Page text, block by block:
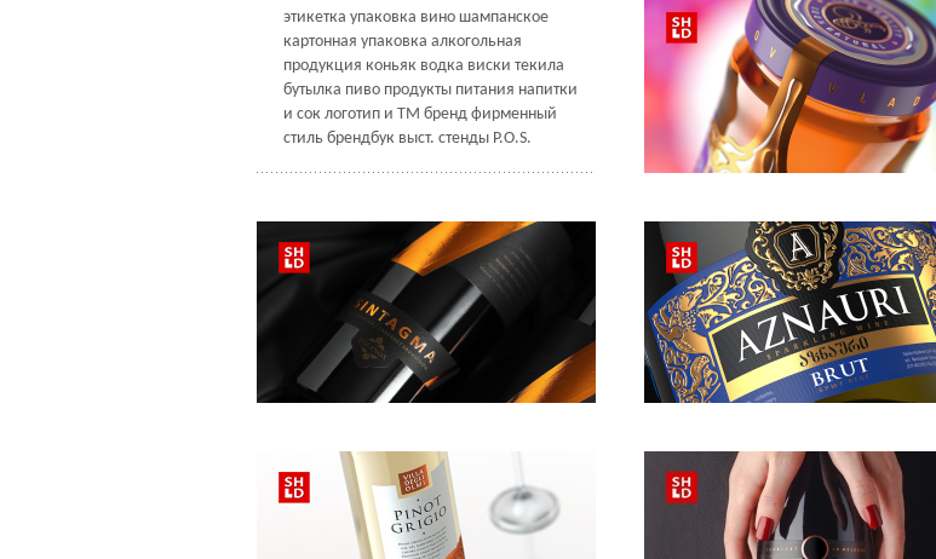
этикетка упаковка вино шампанское
картонная упаковка алкогольная
продукция коньяк водка виски текила
бутылка пиво продукты питания напитки
и сок логотип и ТМ бренд фирменный
стиль брендбук выст. стенды P.O.S.